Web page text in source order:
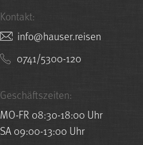
Kontakt:
nesier.resuah@ofni
0741/5300-120
Geschäftszeiten:
MO-FR 08:30-18:00 Uhr
SA 09:00-13:00 Uhr